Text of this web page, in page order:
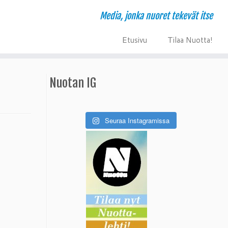
Media, jonka nuoret tekevät itse
Etusivu Tilaa Nuotta!
Nuotan IG
Seuraa Instagramissa